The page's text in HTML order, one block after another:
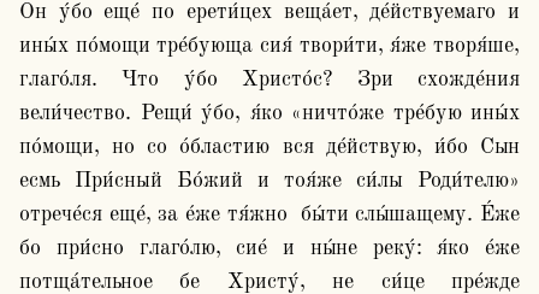
Он у́бо еще́ по ерети́цех веща́ет, де́йствуемаго и
ины́х по́мощи тре́бующа сия́ твори́ти, я́же творя́ше,
глаго́ля. Что у́бо Христо́с? Зри схожде́ния
вели́чество. Рещи́ у́бо, я́ко «ничто́же тре́бую ины́х
по́мощи, но со о́бластию вся де́йствую, и́бо Сын
есмь При́сный Бо́жий и тоя́же си́лы Роди́телю»
отрече́ся еще́, за е́же тя́жно  бы́ти слы́шащему. Е́же
бо при́сно глаго́лю, сие́ и ны́не реку́: я́ко е́же
потща́тельное бе Христу́, не си́це пре́жде